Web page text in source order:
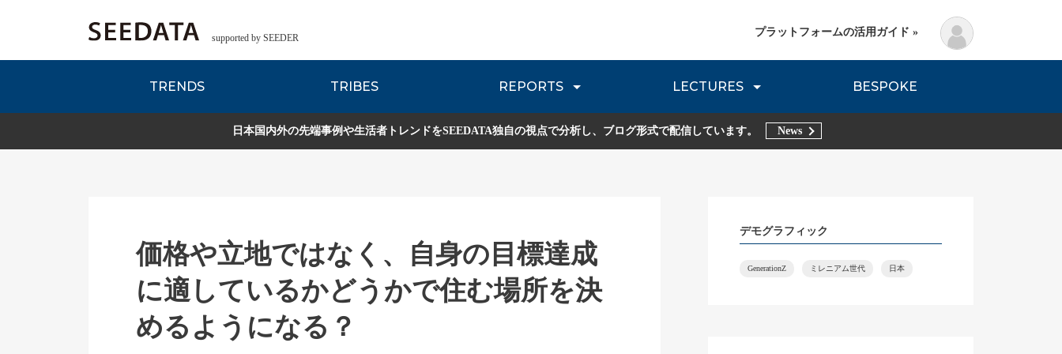
supported by SEEDER
TRENDS TRIBES REPORTS
EDITORIAL REPORT Zsレポート 流通レポート JOURNEY REVIEW DNVB REPORT TRIBE REPORTS
LECTURES
各種データのご紹介 Planning Method
BESPOKE
プラットフォームの活用ガイド »
日本国内外の先端事例や生活者トレンドをSEEDATA独自の視点で分析し、ブログ形式で配信しています。 News
価格や立地ではなく、自身の目標達成
に適しているかどうかで住む場所を決
めるようになる？
デモグラフィック
GenerationZ ミレニアム世代 日本